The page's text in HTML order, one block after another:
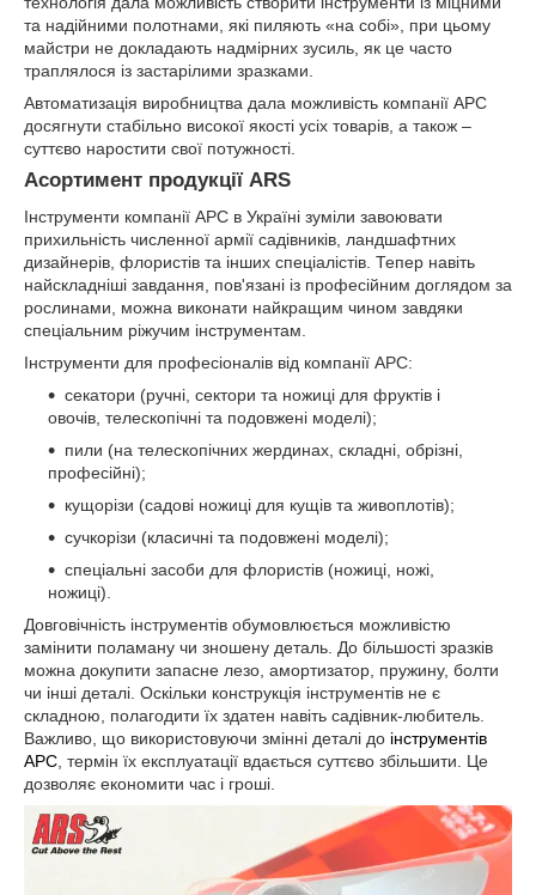
та надійними полотнами, які пиляють «на собі», при цьому
майстри не докладають надмірних зусиль, як це часто
траплялося із застарілими зразками.
Автоматизація виробництва дала можливість компанії АРС
досягнути стабільно високої якості усіх товарів, а також –
суттєво наростити свої потужності.
Асортимент продукції ARS
Інструменти компанії АРС в Україні зуміли завоювати
прихильність численної армії садівників, ландшафтних
дизайнерів, флористів та інших спеціалістів. Тепер навіть
найскладніші завдання, пов'язані із професійним доглядом за
рослинами, можна виконати найкращим чином завдяки
спеціальним ріжучим інструментам.
Інструменти для професіоналів від компанії АРС:
секатори (ручні, сектори та ножиці для фруктів і
овочів, телескопічні та подовжені моделі);
пили (на телескопічних жердинах, складні, обрізні,
професійні);
кущорізи (садові ножиці для кущів та живоплотів);
сучкорізи (класичні та подовжені моделі);
спеціальні засоби для флористів (ножиці, ножі,
ножиці).
Довговічність інструментів обумовлюється можливістю
замінити поламану чи зношену деталь. До більшості зразків
можна докупити запасне лезо, амортизатор, пружину, болти
чи інші деталі. Оскільки конструкція інструментів не є
складною, полагодити їх здатен навіть садівник-любитель.
Важливо, що використовуючи змінні деталі до інструментів
АРС , термін їх експлуатації вдається суттєво збільшити. Це
дозволяє економити час і гроші.